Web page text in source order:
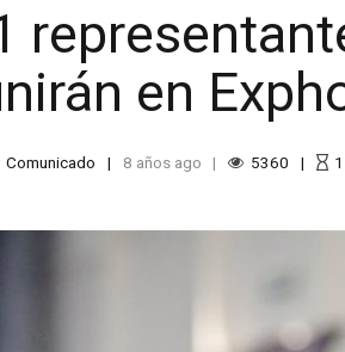
en
Comunicado 8 años ago 5360